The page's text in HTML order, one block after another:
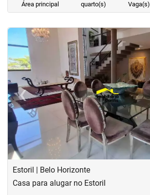
Área principal
quarto(s)
Vaga(s)
<<< <
‹Previous
Estoril | Belo Horizonte
Casa para alugar no Estoril